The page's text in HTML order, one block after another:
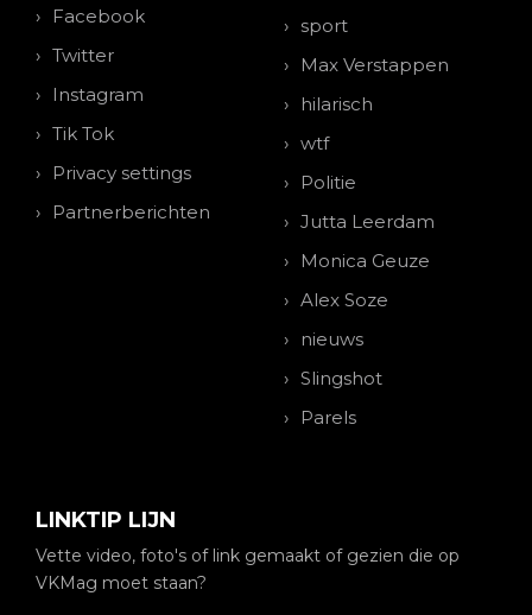
Facebook
Twitter
Instagram
Tik Tok
Privacy settings
Partnerberichten
sport
Max Verstappen
hilarisch
wtf
Politie
Jutta Leerdam
Monica Geuze
Alex Soze
nieuws
Slingshot
Parels
LINKTIP LIJN
Vette video, foto's of link gemaakt of gezien die op
VKMag moet staan?